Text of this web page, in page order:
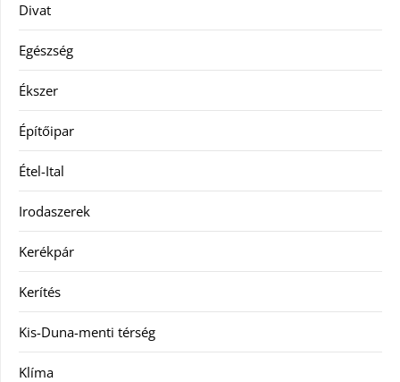
Divat
Egészség
Ékszer
Építőipar
Étel-Ital
Irodaszerek
Kerékpár
Kerítés
Kis-Duna-menti térség
Klíma